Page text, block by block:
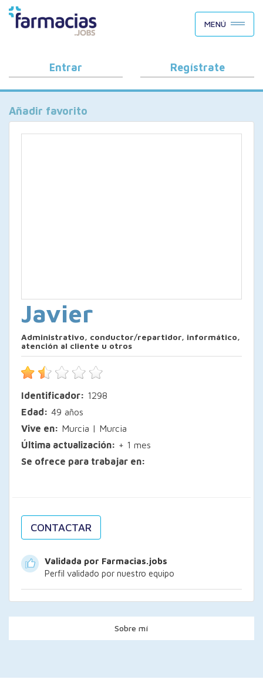
BUSCAR CANDIDATOS
OFERTAS DE EMPLEO
COMO FUNCIONA
PORQUÉ FARMACIAS.JOBS
BLOG
MENÚ
Entrar Regístrate
Añadir favorito
Javier
Administrativo, conductor/repartidor, informático,
atención al cliente u otros
Identificador: 1298
Edad: 49 años
Vive en: Murcia | Murcia
Última actualización: + 1 mes
Se ofrece para trabajar en:
CONTACTAR
Validada por Farmacias.jobs
Perfil validado por nuestro equipo
Sobre mí